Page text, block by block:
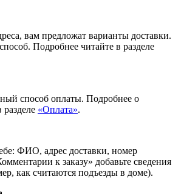
вам предложат варианты доставки.
Подробнее читайте в разделе
способ оплаты. Подробнее о
разделе «Оплата».
ФИО, адрес доставки, номер
к заказу» добавьте сведения
как считаются подъезды в доме).